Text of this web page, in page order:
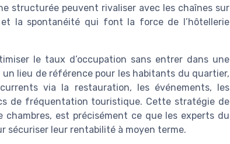
structurée peuvent rivaliser avec les chaînes sur
la spontanéité qui font la force de l’hôtellerie
le taux d’occupation sans entrer dans une
lieu de référence pour les habitants du quartier,
via la restauration, les événements, les
de fréquentation touristique. Cette stratégie de
est précisément ce que les experts du
sécuriser leur rentabilité à moyen terme.